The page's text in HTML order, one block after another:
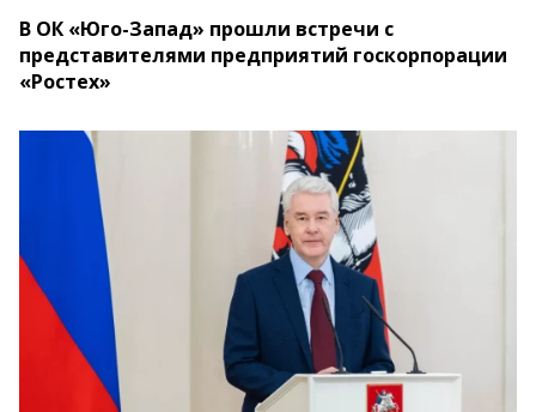
В ОК «Юго-Запад» прошли встречи с
представителями предприятий госкорпорации
«Ростех»